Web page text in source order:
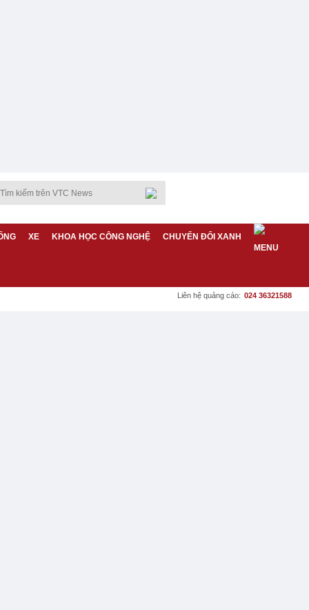
XE KHOA HỌC CÔNG NGHỆ CHUYỂN ĐỔI XANH
Liên hệ quảng cáo: 024 36321588